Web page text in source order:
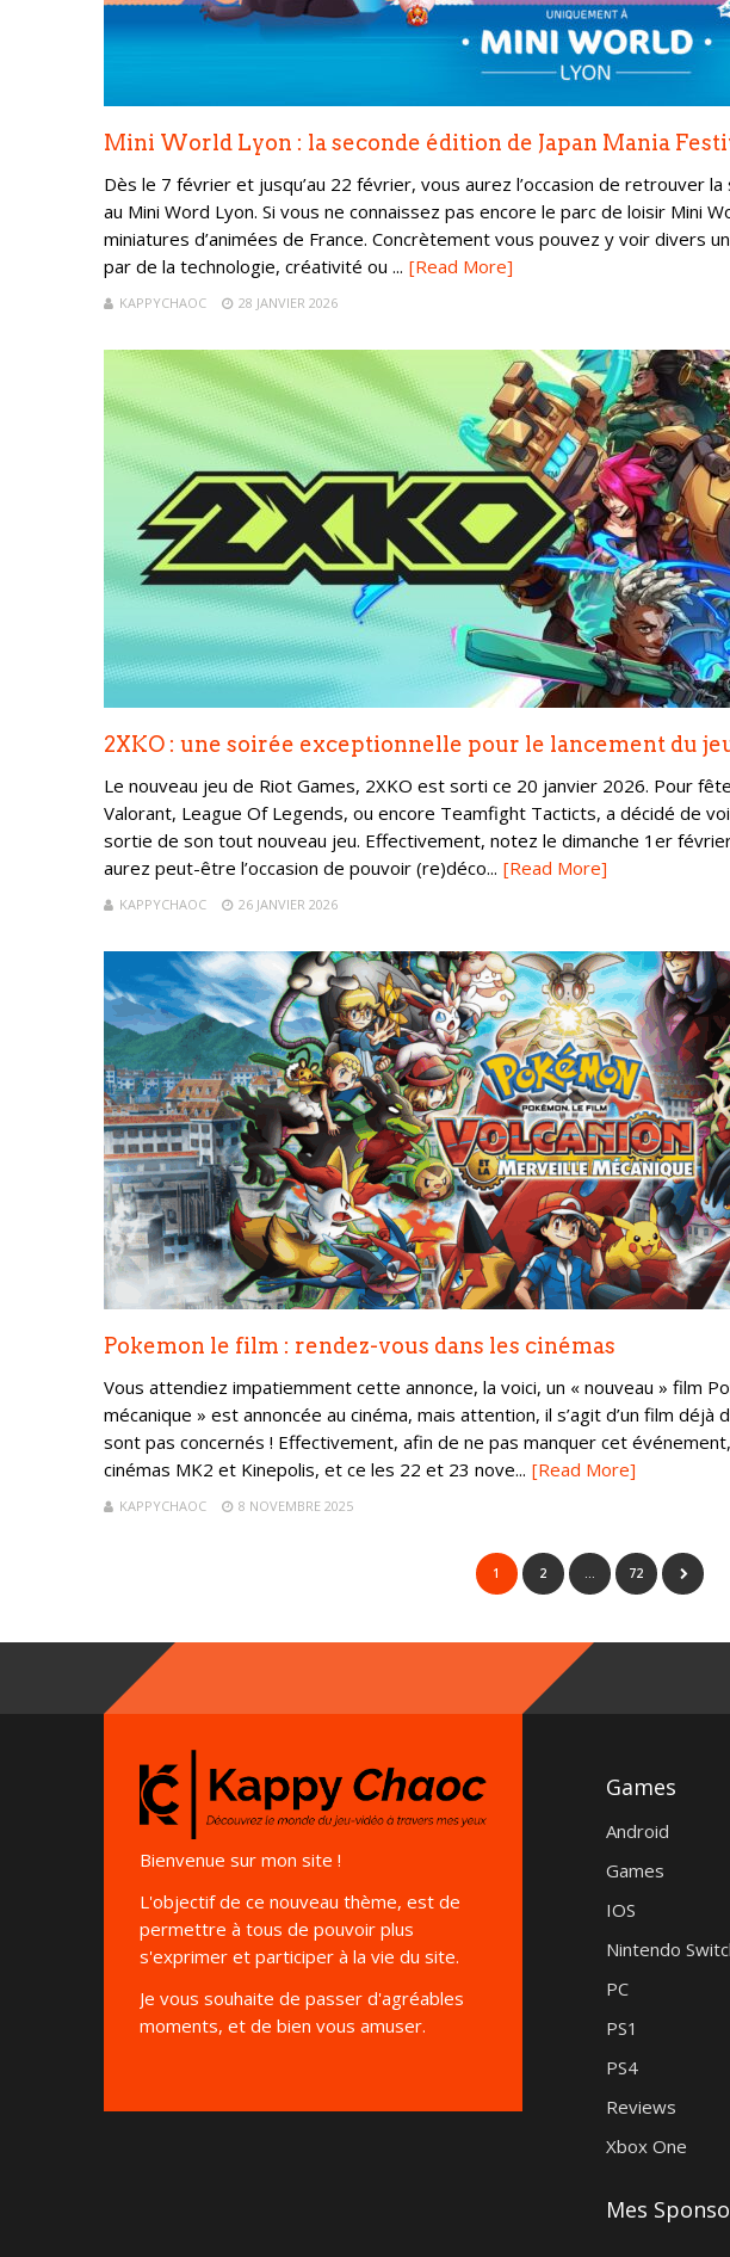
Mini World Lyon : la seconde édition de Japan Mania
Dès le 7 février et jusqu’au 22 février, vous aurez l’occasion de retrouver
au Mini Word Lyon. Si vous ne connaissez pas encore le parc de loisir Mini
miniatures d’animées de France. Concrètement vous pouvez y voir divers
par de la technologie, créativité ou ... [Read More]
KAPPYCHAOC 28 JANVIER 2026
2XKO : une soirée exceptionnelle pour le lancement du
Le nouveau jeu de Riot Games, 2XKO est sorti ce 20 janvier 2026. Pour
Valorant, League Of Legends, ou encore Teamfight Tacticts, a décidé de
sortie de son tout nouveau jeu. Effectivement, notez le dimanche 1er
aurez peut-être l’occasion de pouvoir (re)déco... [Read More]
KAPPYCHAOC 26 JANVIER 2026
Pokemon le film : rendez-vous dans les cinémas
Vous attendiez impatiemment cette annonce, la voici, un « nouveau » film
mécanique » est annoncée au cinéma, mais attention, il s’agit d’un film
sont pas concernés ! Effectivement, afin de ne pas manquer cet
cinémas MK2 et Kinepolis, et ce les 22 et 23 nove... [Read More]
KAPPYCHAOC 8 NOVEMBRE 2025
1 2 … 72
Bienvenue sur mon site !
L'objectif de ce nouveau thème, est de
permettre à tous de pouvoir plus
s'exprimer et participer à la vie du site.
Je vous souhaite de passer d'agréables
moments, et de bien vous amuser.
Games
Android
Games
IOS
Nintendo
PC
PS1
PS4
Reviews
Xbox One
Mes